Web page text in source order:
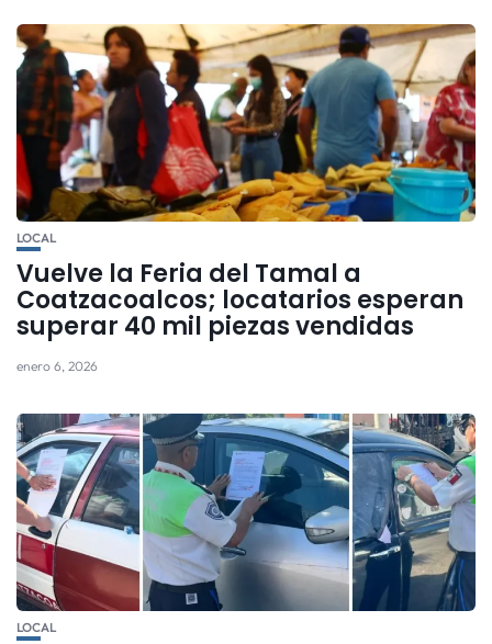
LOCAL
Vuelve la Feria del Tamal a
Coatzacoalcos; locatarios esperan
superar 40 mil piezas vendidas
enero 6, 2026
LOCAL